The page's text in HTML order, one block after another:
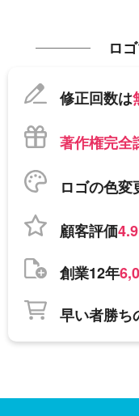
ロ
修正回数は
著作権完全
ロゴの色変
顧客評価
創業12年
早い者勝ち